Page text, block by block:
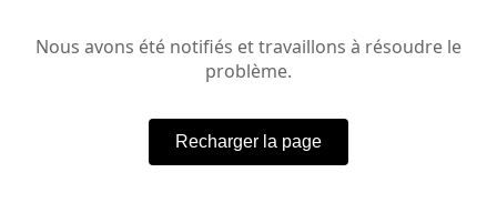
Nous avons été notifiés et travaillons à résoudre le
problème.
Recharger la page